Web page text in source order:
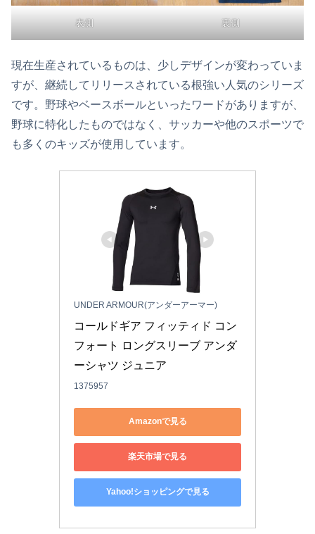
表側 裏側
現在生産されているものは、少しデザインが変わっていま
すが、継続してリリースされている根強い人気のシリーズ
です。野球やベースボールといったワードがありますが、
野球に特化したものではなく、サッカーや他のスポーツで
も多くのキッズが使用しています。
UNDER ARMOUR(アンダーアーマー)
コールドギア フィッティド コン
フォート ロングスリーブ アンダ
ーシャツ ジュニア
1375957
Amazonで見る
楽天市場で見る
Yahoo!ショッピングで見る